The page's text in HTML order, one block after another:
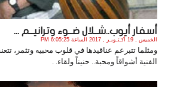
أسفار أيوب..شــلال ضــوء وترانيــم ...
الخميس , 19 أكـتـوبـر , 2017 الساعة 6:05:25 PM
ومثلما تتبرعم عناقيدها في قلوب محبيه وتثمر،
الفنية أشواقاً ومحبة.. حنيناً ولقاء. .